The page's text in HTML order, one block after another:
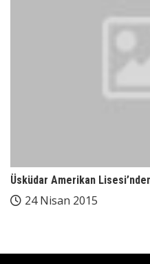
Üsküdar Amerikan
24 Nisan 2015